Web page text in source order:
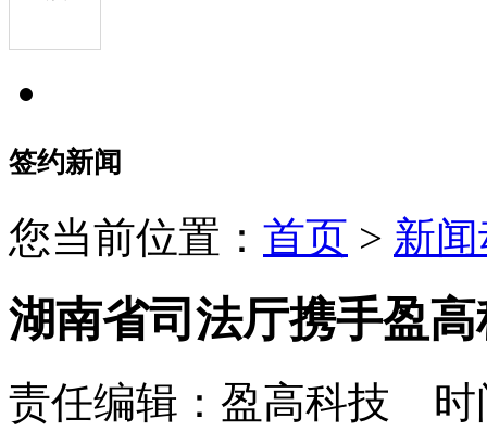
签约新闻
您当前位置： 首页 > 新
湖南省司法厅携手盈
责任编辑：盈高科技 时